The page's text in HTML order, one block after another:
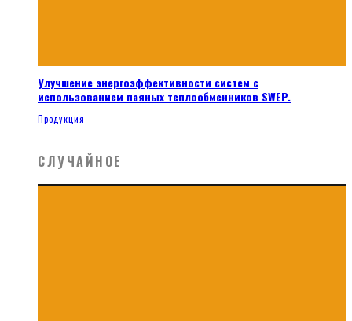
Улучшение энергоэффективности систем с
использованием паяных теплообменников SWEP.
Продукция
СЛУЧАЙНОЕ